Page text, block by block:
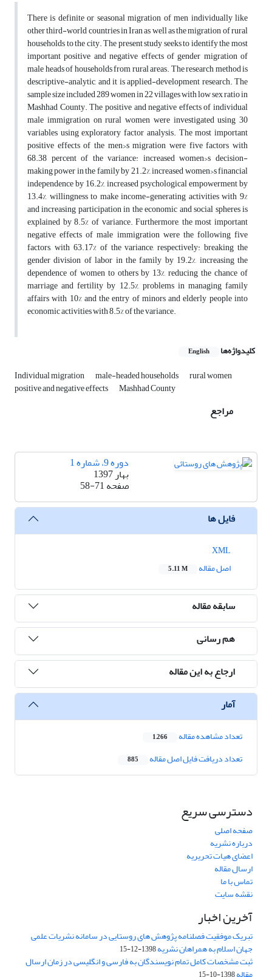
There is definite or seasonal migration of men individually like
other third-world countries in Iran as well as the migration of rural
households to the city. The present study seeks to identify the most
important positive and negative effects of gender migration of
male heads of households from rural areas. The research method is
descriptive-analytic, and it is applied-development research. The
sample size included 289 women in 22 villages with low sex ratio in
Mashhad County. The positive and negative effects of individual
male immigration on rural women were investigated using 30
variables using exploratory factor analysis. The most important
positive effects of the men›s migration were five factors with
68.38 percent of the variance: increased women›s decision-
making power in the family by 21.2%, increased women›s financial
independence by 16.2%, increased psychological empowerment by
13.4%, willingness to make income-generating activities with 9%
and increasing participation in the economic and social spheres is
explained by 8.5% of variance. Furthermore, the most important
negative effects of male immigration were the following five
factors, with 63.17% of the variance, respectively: breaking the
gender division of labor in the family by 19.2%, increasing the
dependence of women to others by 13%, reducing the chance of
marriage and fertility by 12.5%, problems in managing family
affairs with 10% and the entry of minors and elderly people into
economic activities with 8.5% of the variance.
کلیدواژه‌ها English
Individual migration male-headed households rural women
positive and negative effects Mashhad County
مراجع
دوره 9، شماره 1
بهار 1397
صفحه58-71
فایل ها
اصل مقاله
5.11 M
سابقه مقاله
هم رسانی
ارجاع به این مقاله
آمار
تعداد مشاهده مقاله 1,266
تعداد دریافت فایل اصل مقاله 885
دسترسی سریع
صفحه اصلی
درباره نشریه
اعضای هیات تحریریه
ارسال مقاله
تماس با ما
نقشه سایت
آخرین اخبار
تبریک موفقیت فصلنامه پژوهش های روستایی در سامانه نشریات علمی
جهان اسلام به همراهان نشریه1398-12-15
ثبت مشخصات کامل تمام نویسندگان به فارسی و انگلیسی در زمان ارسال